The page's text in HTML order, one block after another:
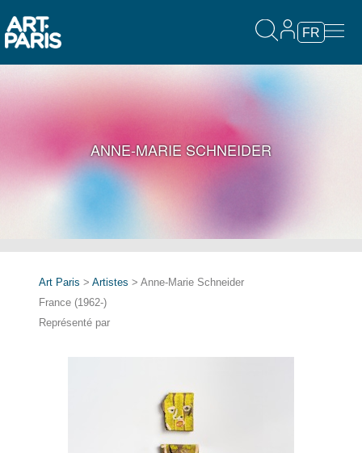
FR
ANNE-MARIE SCHNEIDER
Art Paris > Artistes > Anne-Marie Schneider
France (1962-)
Représenté par